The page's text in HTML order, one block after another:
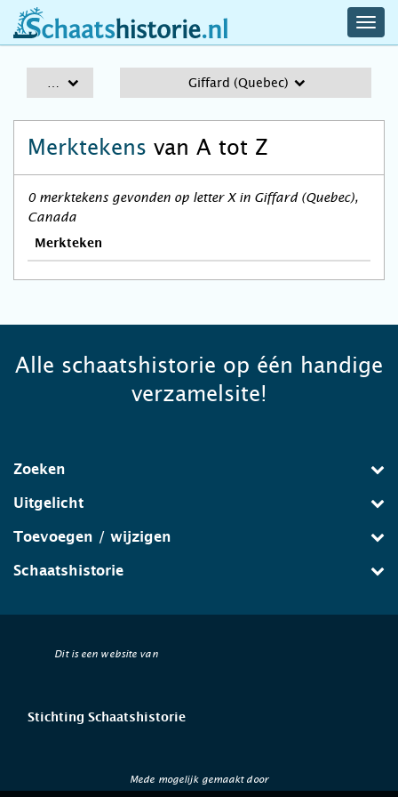
schaatshistorie.nl
Giffard (Quebec)
Merktekens van A tot Z
0 merktekens gevonden op letter X in Giffard (Quebec),
Canada
Merkteken
Alle schaatshistorie op één handige
verzamelsite!
Zoeken
Uitgelicht
Toevoegen / wijzigen
Schaatshistorie
Dit is een website van
Stichting Schaatshistorie
Mede mogelijk gemaakt door